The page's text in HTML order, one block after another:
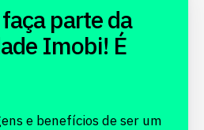
parte da
Imobi! É
e benefícios de ser um